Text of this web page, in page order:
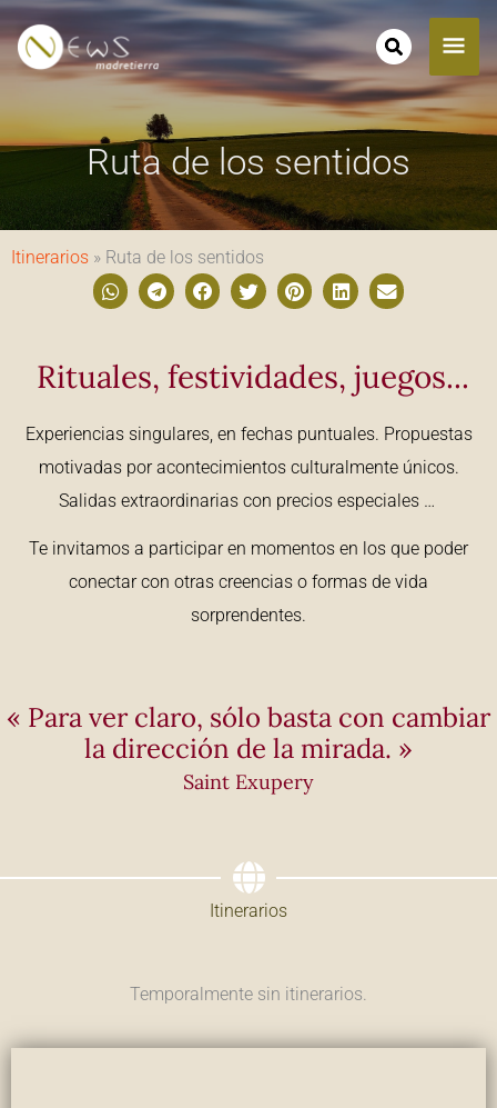
al
contenido
Ruta de los sentidos
Itinerarios » Ruta de los sentidos
Rituales, festividades, juegos...
Experiencias singulares, en fechas puntuales. Propuestas
motivadas por acontecimientos culturalmente únicos.
Salidas extraordinarias con precios especiales …
Te invitamos a participar en momentos en los que poder
conectar con otras creencias o formas de vida
sorprendentes.
« Para ver claro, sólo basta con cambiar
la dirección de la mirada. »
Saint Exupery
Itinerarios
Temporalmente sin itinerarios.